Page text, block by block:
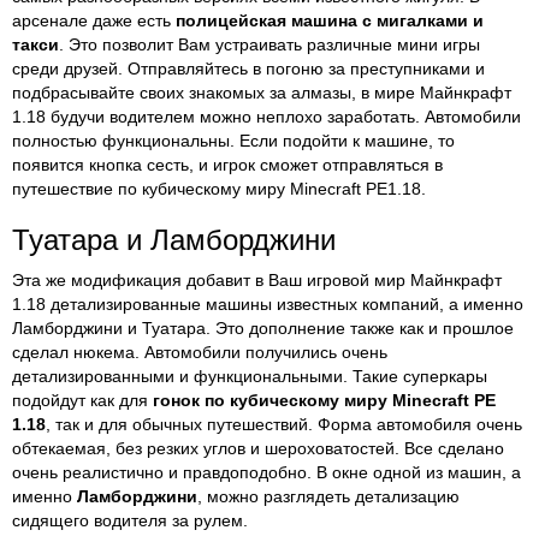
арсенале даже есть полицейская машина с мигалками и
такси . Это позволит Вам устраивать различные мини игры
среди друзей. Отправляйтесь в погоню за преступниками и
подбрасывайте своих знакомых за алмазы, в мире Майнкрафт
1.18 будучи водителем можно неплохо заработать. Автомобили
полностью функциональны. Если подойти к машине, то
появится кнопка сесть, и игрок сможет отправляться в
путешествие по кубическому миру Minecraft PE1.18.
Туатара и Ламборджини
Эта же модификация добавит в Ваш игровой мир Майнкрафт
1.18 детализированные машины известных компаний, а именно
Ламборджини и Туатара. Это дополнение также как и прошлое
сделал нюкема. Автомобили получились очень
детализированными и функциональными. Такие суперкары
подойдут как для гонок по кубическому миру Minecraft PE
1.18 , так и для обычных путешествий. Форма автомобиля очень
обтекаемая, без резких углов и шероховатостей. Все сделано
очень реалистично и правдоподобно. В окне одной из машин, а
именно Ламборджини , можно разглядеть детализацию
сидящего водителя за рулем.